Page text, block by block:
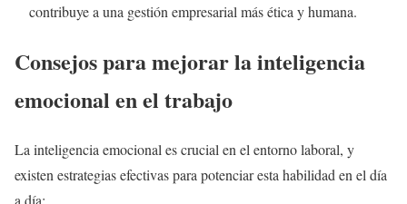
contribuye a una gestión empresarial más ética y humana.
Consejos para mejorar la inteligencia
emocional en el trabajo
La inteligencia emocional es crucial en el entorno laboral, y
existen estrategias efectivas para potenciar esta habilidad en el día
a día: